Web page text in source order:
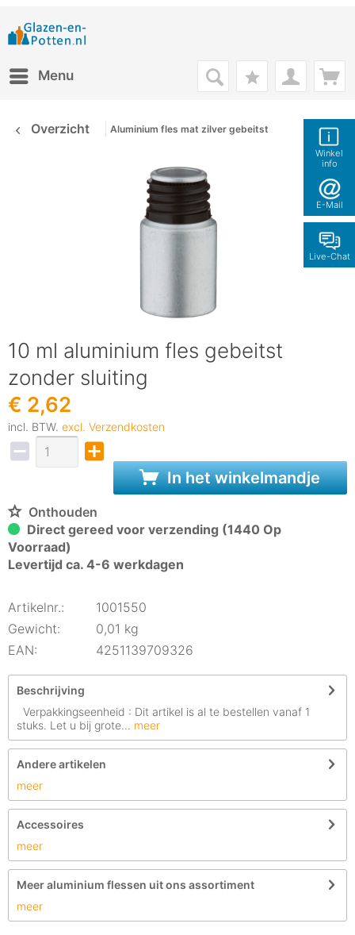
Winkel
info
E-Mail
Live-Chat
Menu
Overzicht Aluminium fles mat zilver gebeitst
10 ml aluminium fles gebeitst
zonder sluiting
€ 2,62
incl. BTW. excl. Verzendkosten
In het winkelmandje
Onthouden
Direct gereed voor verzending (1440 Op
Voorraad)
Levertijd ca. 4-6 werkdagen
Artikelnr.:
1001550
Gewicht:
0,01 kg
EAN:
4251139709326
Beschrijving
Verpakkingseenheid : Dit artikel is al te bestellen vanaf 1
stuks. Let u bij grote... meer
Andere artikelen
meer
Accessoires
meer
Meer aluminium flessen uit ons assortiment
meer